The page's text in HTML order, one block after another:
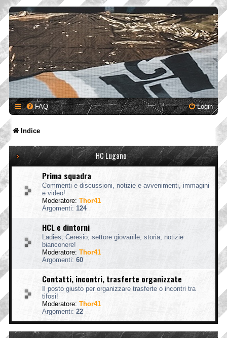
FAQ Login
Indice
HC Lugano
Prima squadra
Commenti e discussioni, notizie e avvenimenti, immagini
e video!
Moderatore: Thor41
Argomenti: 124
HCL e dintorni
Ladies, Ceresio, settore giovanile, storia, notizie
bianconere!
Moderatore: Thor41
Argomenti: 60
Contatti, incontri, trasferte organizzate
Il posto giusto per organizzare trasferte o incontri tra
tifosi!
Moderatore: Thor41
Argomenti: 22